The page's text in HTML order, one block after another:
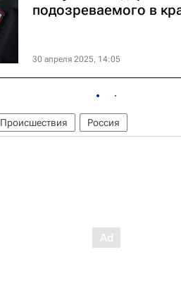
подозреваемого в
30 апреля 2025, 14:05
Происшествия Россия